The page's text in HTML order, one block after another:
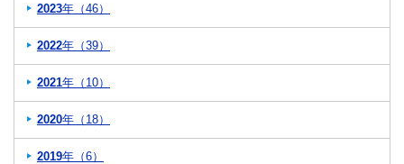
2023年（46）
2022年（39）
2021年（10）
2020年（18）
2019年（6）